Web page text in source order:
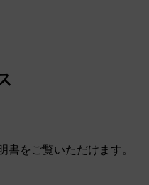
書をご覧いただけます。